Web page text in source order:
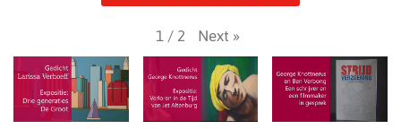
1 / 2 Next »